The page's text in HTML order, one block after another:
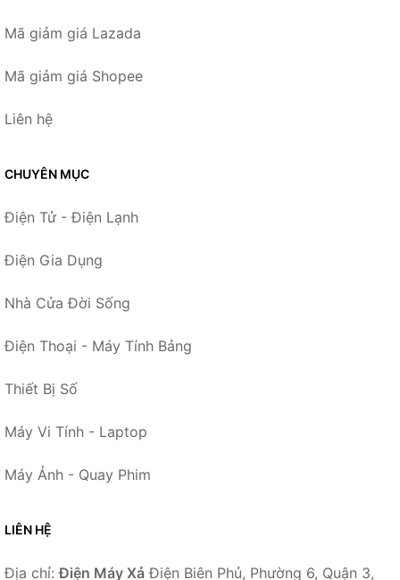
Mã giảm giá Lazada
Mã giảm giá Shopee
Liên hệ
CHUYÊN MỤC
Điện Tử - Điện Lạnh
Điện Gia Dụng
Nhà Cửa Đời Sống
Điện Thoại - Máy Tính Bảng
Thiết Bị Số
Máy Vi Tính - Laptop
Máy Ảnh - Quay Phim
LIÊN HỆ
Địa chỉ:Điện Máy Xả Điện Biên Phủ, Phường 6, Quận 3,